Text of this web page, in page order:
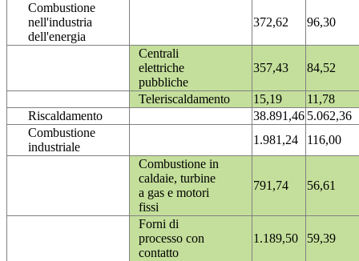
Combustione
nell'industria
dell'energia
372,62 96,30
Centrali
elettriche
pubbliche
357,43 84,52
Teleriscaldamento 15,19
11,78
Riscaldamento
38.891,46 5.062,36
Combustione
industriale
1.981,24
116,00
Combustione in
caldaie, turbine
a gas e motori
fissi
791,74 56,61
Forni di
processo con
contatto
1.189,50 59,39